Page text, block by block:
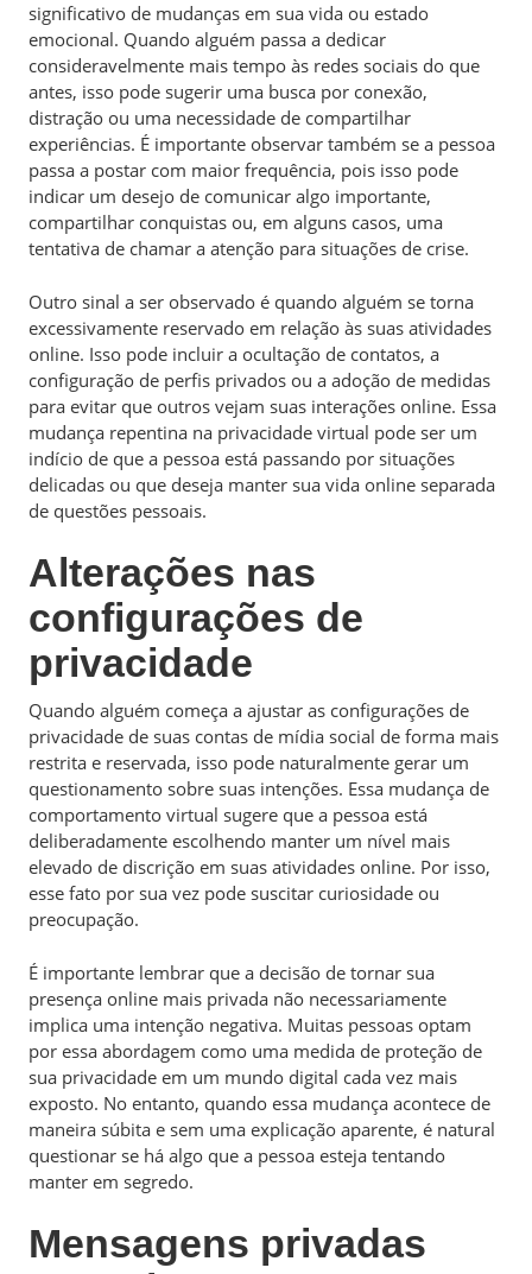
significativo de mudanças em sua vida ou estado
emocional. Quando alguém passa a dedicar
consideravelmente mais tempo às redes sociais do que
antes, isso pode sugerir uma busca por conexão,
distração ou uma necessidade de compartilhar
experiências. É importante observar também se a pessoa
passa a postar com maior frequência, pois isso pode
indicar um desejo de comunicar algo importante,
compartilhar conquistas ou, em alguns casos, uma
tentativa de chamar a atenção para situações de crise.
Outro sinal a ser observado é quando alguém se torna
excessivamente reservado em relação às suas atividades
online. Isso pode incluir a ocultação de contatos, a
configuração de perfis privados ou a adoção de medidas
para evitar que outros vejam suas interações online. Essa
mudança repentina na privacidade virtual pode ser um
indício de que a pessoa está passando por situações
delicadas ou que deseja manter sua vida online separada
de questões pessoais.
Alterações nas
configurações de
privacidade
Quando alguém começa a ajustar as configurações de
privacidade de suas contas de mídia social de forma mais
restrita e reservada, isso pode naturalmente gerar um
questionamento sobre suas intenções. Essa mudança de
comportamento virtual sugere que a pessoa está
deliberadamente escolhendo manter um nível mais
elevado de discrição em suas atividades online. Por isso,
esse fato por sua vez pode suscitar curiosidade ou
preocupação.
É importante lembrar que a decisão de tornar sua
presença online mais privada não necessariamente
implica uma intenção negativa. Muitas pessoas optam
por essa abordagem como uma medida de proteção de
sua privacidade em um mundo digital cada vez mais
exposto. No entanto, quando essa mudança acontece de
maneira súbita e sem uma explicação aparente, é natural
questionar se há algo que a pessoa esteja tentando
manter em segredo.
Mensagens privadas